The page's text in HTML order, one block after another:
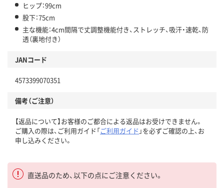
ヒップ：99cm
股下：75cm
主な機能：4cm間隔で丈調整機能付き、ストレッチ、吸汗・速乾、防
透（裏地付き）
JANコード
4573399070351
備考（ご注意）
【返品について】お客様のご都合による返品はお受けできません。
ご購入の際は、ご利用ガイド「ご利用ガイド 」を必ずご確認の上、お
申し込みください。
直送品のため、以下の点にご注意ください。